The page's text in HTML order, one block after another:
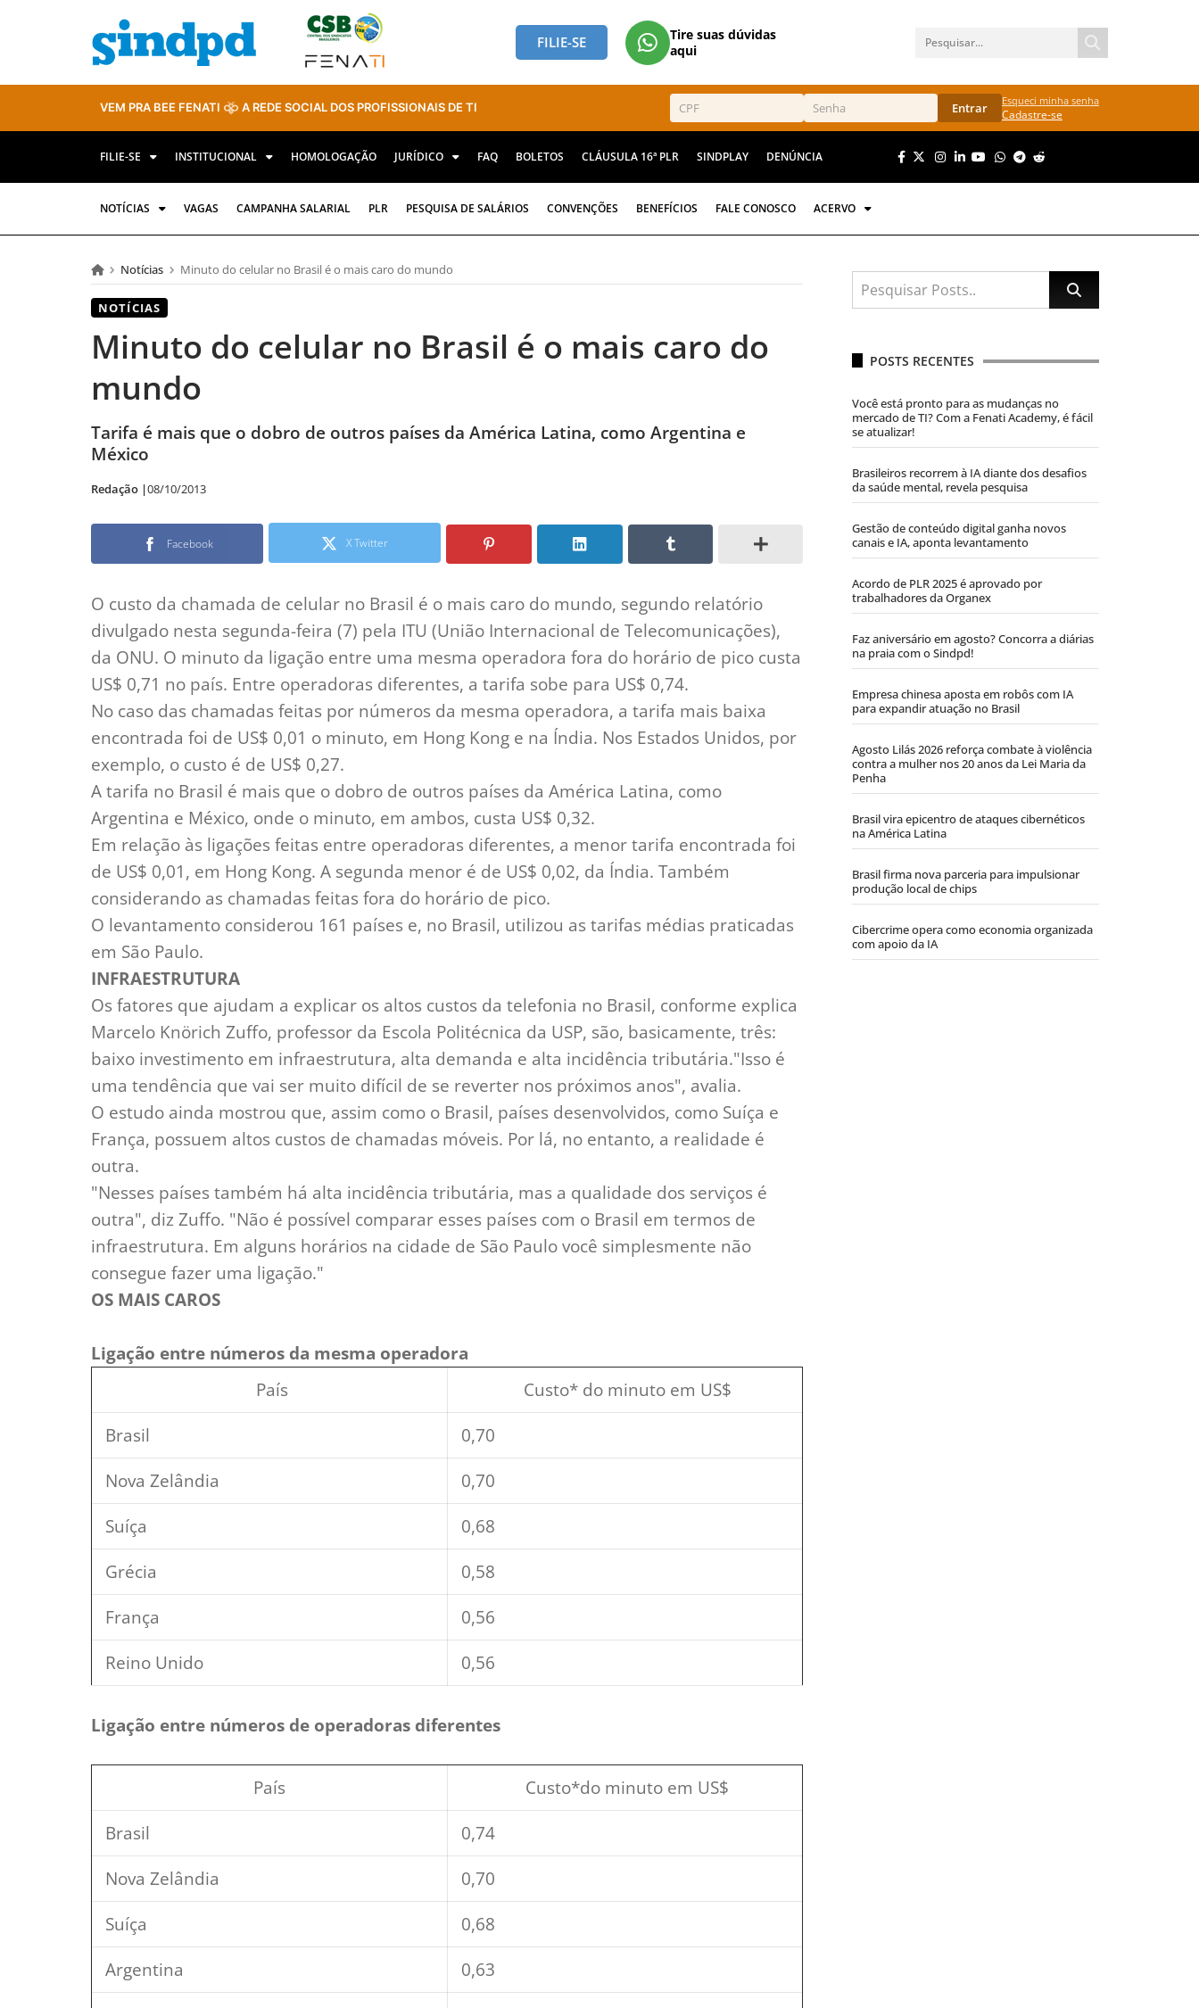
FILIE-SE
Tire suas dúvidas
aqui
VEM PRA BEE FENATI A REDE SOCIAL DOS PROFISSIONAIS DE TI Entrar Esqueci minha senha
Cadastre-se
FILIE-SE INSTITUCIONAL HOMOLOGAÇÃO JURÍDICO FAQ BOLETOS CLÁUSULA 16ª PLR SINDPLAY DENÚNCIA
NOTÍCIAS VAGAS CAMPANHA SALARIAL PLR PESQUISA DE SALÁRIOS CONVENÇÕES BENEFÍCIOS FALE CONOSCO ACERVO
Notícias Minuto do celular no Brasil é o mais caro do mundo
NOTÍCIAS
Minuto do celular no Brasil é o mais caro do
mundo
Tarifa é mais que o dobro de outros países da América Latina, como Argentina e
México
Redação |08/10/2013
Facebook X Twitter
O custo da chamada de celular no Brasil é o mais caro do mundo, segundo relatório
divulgado nesta segunda-feira (7) pela ITU (União Internacional de Telecomunicações),
da ONU. O minuto da ligação entre uma mesma operadora fora do horário de pico custa
US$ 0,71 no país. Entre operadoras diferentes, a tarifa sobe para US$ 0,74.
No caso das chamadas feitas por números da mesma operadora, a tarifa mais baixa
encontrada foi de US$ 0,01 o minuto, em Hong Kong e na Índia. Nos Estados Unidos, por
exemplo, o custo é de US$ 0,27.
A tarifa no Brasil é mais que o dobro de outros países da América Latina, como
Argentina e México, onde o minuto, em ambos, custa US$ 0,32.
Em relação às ligações feitas entre operadoras diferentes, a menor tarifa encontrada foi
de US$ 0,01, em Hong Kong. A segunda menor é de US$ 0,02, da Índia. Também
considerando as chamadas feitas fora do horário de pico.
O levantamento considerou 161 países e, no Brasil, utilizou as tarifas médias praticadas
em São Paulo.
INFRAESTRUTURA
Os fatores que ajudam a explicar os altos custos da telefonia no Brasil, conforme explica
Marcelo Knörich Zuffo, professor da Escola Politécnica da USP, são, basicamente, três:
baixo investimento em infraestrutura, alta demanda e alta incidência tributária."Isso é
uma tendência que vai ser muito difícil de se reverter nos próximos anos", avalia.
O estudo ainda mostrou que, assim como o Brasil, países desenvolvidos, como Suíça e
França, possuem altos custos de chamadas móveis. Por lá, no entanto, a realidade é
outra.
"Nesses países também há alta incidência tributária, mas a qualidade dos serviços é
outra", diz Zuffo. "Não é possível comparar esses países com o Brasil em termos de
infraestrutura. Em alguns horários na cidade de São Paulo você simplesmente não
consegue fazer uma ligação."
OS MAIS CAROS
Ligação entre números da mesma operadora
País
Custo* do minuto em US$
Brasil
0,70
Nova Zelândia
0,70
Suíça
0,68
Grécia
0,58
França
0,56
Reino Unido
0,56
Ligação entre números de operadoras diferentes
País
Custo*do minuto em US$
Brasil
0,74
Nova Zelândia
0,70
Suíça
0,68
Argentina
0,63
POSTS RECENTES
Você está pronto para as mudanças no
mercado de TI? Com a Fenati Academy, é fácil
se atualizar!
Brasileiros recorrem à IA diante dos desafios
da saúde mental, revela pesquisa
Gestão de conteúdo digital ganha novos
canais e IA, aponta levantamento
Acordo de PLR 2025 é aprovado por
trabalhadores da Organex
Faz aniversário em agosto? Concorra a diárias
na praia com o Sindpd!
Empresa chinesa aposta em robôs com IA
para expandir atuação no Brasil
Agosto Lilás 2026 reforça combate à violência
contra a mulher nos 20 anos da Lei Maria da
Penha
Brasil vira epicentro de ataques cibernéticos
na América Latina
Brasil firma nova parceria para impulsionar
produção local de chips
Cibercrime opera como economia organizada
com apoio da IA